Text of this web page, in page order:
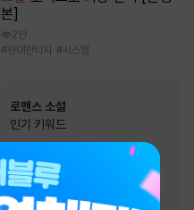
본]
2만
#현대판타지 #시스템
로맨스 소설
인기 키워드
소유욕/집착
#직진남
집착남
#계략남 #오해 #